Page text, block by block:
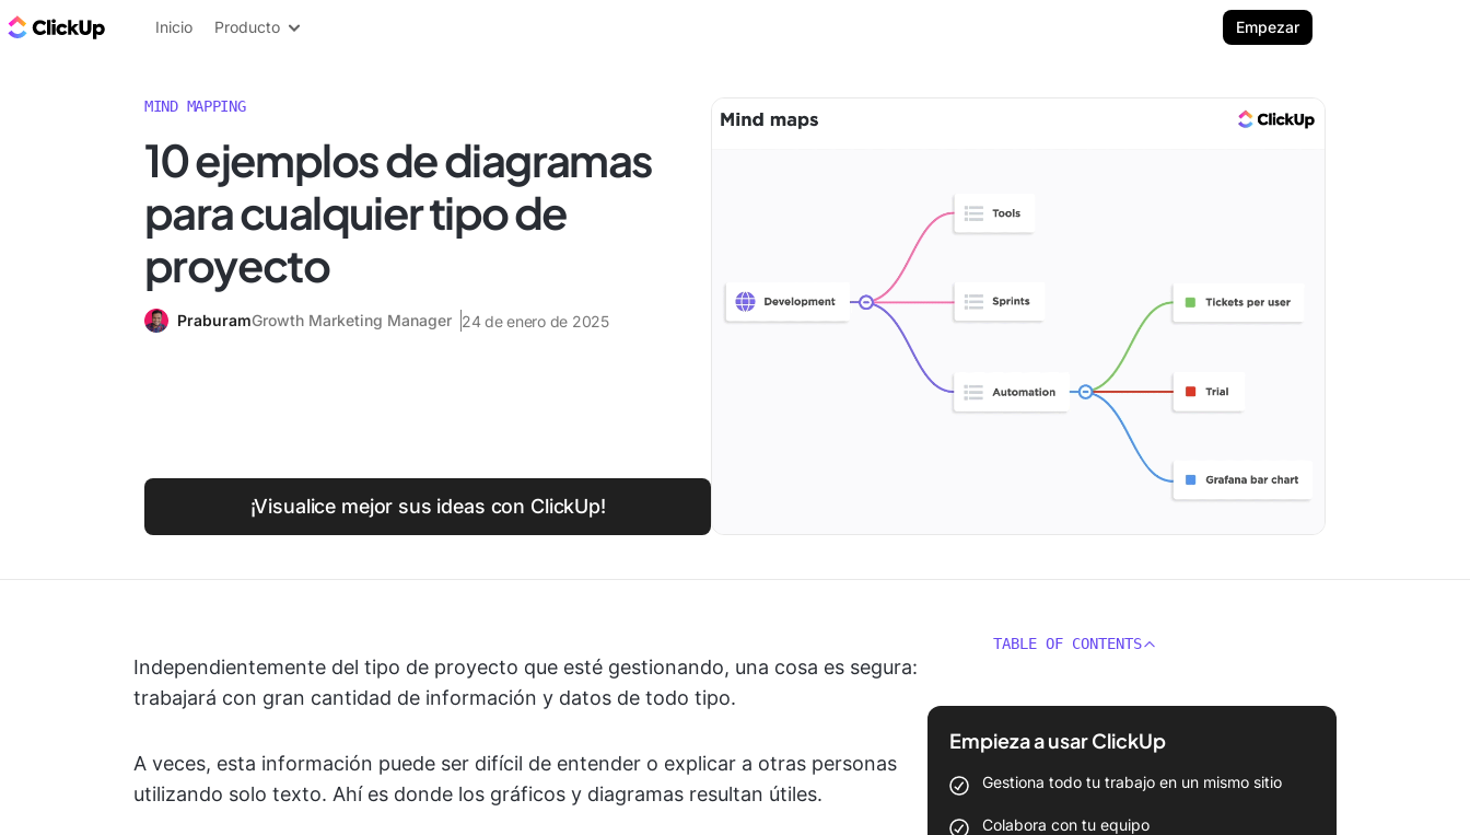
ClickUp Blog
Inicio Producto Empezar
MIND MAPPING
10 ejemplos de diagramas
para cualquier tipo de
proyecto
PraburamGrowth Marketing Manager 24 de enero de 2025
¡Visualice mejor sus ideas con ClickUp!
Independientemente del tipo de proyecto que esté gestionando, una cosa es segura:
trabajará con gran cantidad de información y datos de todo tipo.
A veces, esta información puede ser difícil de entender o explicar a otras personas
utilizando solo texto. Ahí es donde los gráficos y diagramas resultan útiles.
TABLE OF CONTENTS
Empieza a usar ClickUp
Gestiona todo tu trabajo en un mismo sitio
Colabora con tu equipo